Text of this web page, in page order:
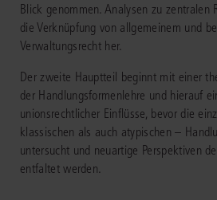
Blick genommen. Analysen zu zentralen
die Verknüpfung von allgemeinem und
Verwaltungsrecht her.
Der zweite Hauptteil beginnt mit einer
der Handlungsformenlehre und hierauf
unionsrechtlicher Einflüsse, bevor die
klassischen als auch atypischen –
untersucht und neuartige Perspektiven
entfaltet werden.